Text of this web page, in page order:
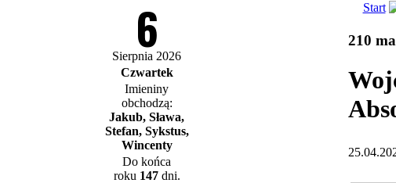
6
Sierpnia 2026
Czwartek
Imieniny
obchodzą:
Jakub, Sława,
Stefan, Sykstus,
Wincenty
Do końca
roku 147dni.
Start
210